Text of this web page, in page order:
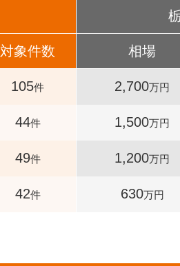
対象件数 相場
105件 2,700万円
44件 1,500万円
49件 1,200万円
42件 630万円